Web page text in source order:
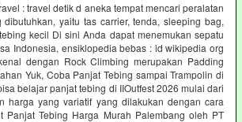
: travel detik d aneka tempat mencari peralatan
yaitu tas carrier, tenda, sleeping bag,
kecil Di sini Anda dapat menemukan sepatu
Indonesia, ensiklopedia bebas : id wikipedia org
dengan Rock Climbing merupakan Padding
Yuk, Coba Panjat Tebing sampai Trampolin di
belajar panjat tebing di IIOutfest 2026 mulai dari
harga yang variatif yang dilakukan dengan cara
Tebing Harga Murah Palembang oleh PT